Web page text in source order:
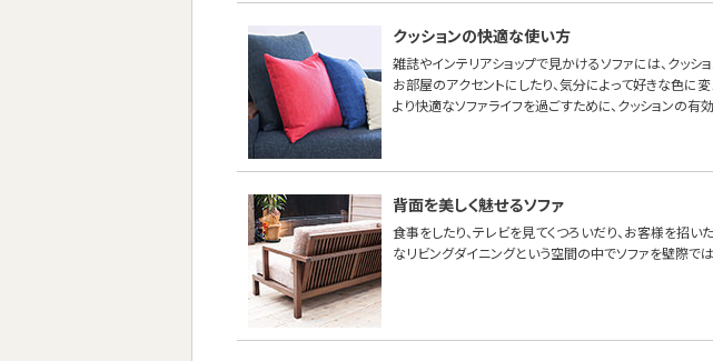
クッションの快適な使い方
雑誌やインテリアショップで見かけるソファには、クッシ
お部屋のアクセントにしたり、気分によって好きな色に
より快適なソファライフを過ごすために、クッションの
背面を美しく魅せるソファ
食事をしたり、テレビを見てくつろいだり、お客様を招
なリビングダイニングという空間の中でソファを壁際